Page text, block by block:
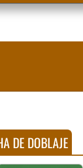
DE DOBLAJE